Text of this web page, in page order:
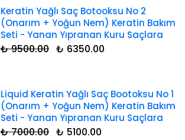
Keratin Yağlı Saç Botooksu No 2
(Onarım + Yoğun Nem) Keratin Bakım
Seti - Yanan Yıpranan Kuru Saçlara
₺ 9500.00 ₺ 6350.00
Liquid Keratin Yağlı Saç Bootoksu No 1
(Onarım + Yoğun Nem) Keratin Bakım
Seti - Yanan Yıpranan Kuru Saçlara
₺ 7000.00 ₺ 5100.00